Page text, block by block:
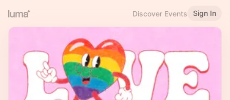
Discover Events Sign In